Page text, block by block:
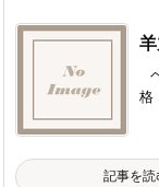
格
記事を読